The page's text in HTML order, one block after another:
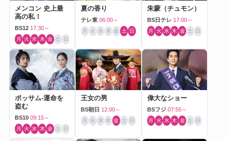
メンコン 史上最
高の私！
BS12 17:30～
月 火 水 木 金 土 日
夏の香り
テレ東 06:00～
月 火 水 木 金 土 日
朱蒙（チュモン）
BS日テレ 17:00～
月 火 水 木 金 土 日
ポッサム-運命を
盗む
BS10 09:15～
月 火 水 木 金 土 日
王女の男
BS朝日 12:00～
月 火 水 木 金 土 日
偉大なショー
BSフジ 07:55～
月 火 水 木 金 土 日